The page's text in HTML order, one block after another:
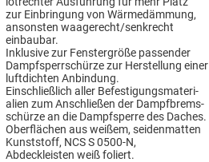
zur Einbringung von Wärmedämmung,
ansonsten waagerecht/senkrecht
einbaubar.
Inklusive zur Fenstergröße passender
Dampfsperrschürze zur Herstellung einer
luftdichten Anbindung.
Einschließlich aller Befestigungsmateri-
alien zum Anschließen der Dampfbrems-
schürze an die Dampfsperre des Daches.
Oberflächen aus weißem, seidenmatten
Kunststoff, NCS S 0500-N,
Abdeckleisten weiß foliert.